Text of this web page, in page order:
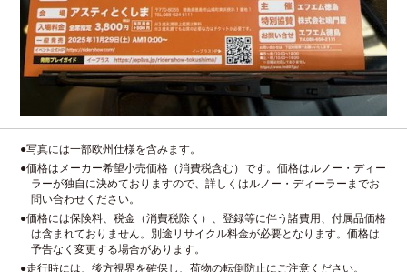
●写真には一部欧州仕様を含みます。
●価格はメーカー希望小売価格（消費税含む）です。価格はルノー・ディー
ラーが独自に決めておりますので、詳しくはルノー・ディーラーまでお
問い合わせください。
●価格には保険料、税金（消費税除く）、登録等に伴う諸費用、付属品価格
は含まれておりません。別途リサイクル料金が必要となります。価格は
予告なく変更する場合があります。
●走行時には、後方視界を確保し、荷物の転倒防止にご注意ください。